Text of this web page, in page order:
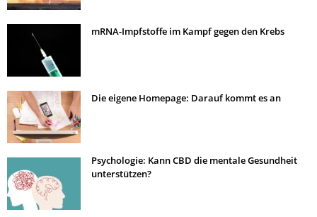
mRNA-Impfstoffe im Kampf gegen den Krebs
Die eigene Homepage: Darauf kommt es an
Psychologie: Kann CBD die mentale Gesundheit
unterstützen?